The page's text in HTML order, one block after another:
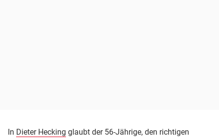
In Dieter Hecking glaubt der 56-Jährige, den richtigen